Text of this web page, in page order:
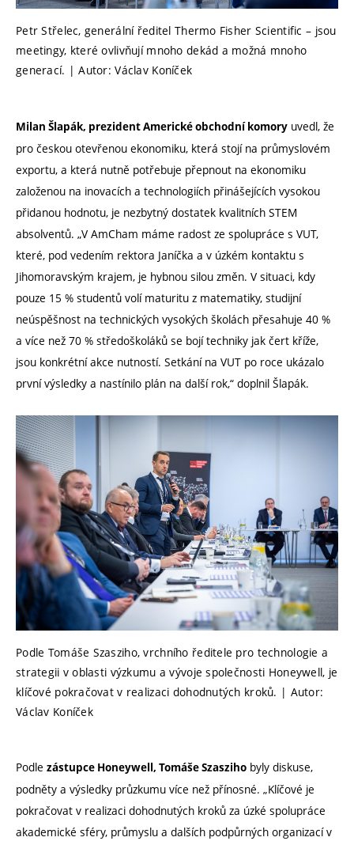
Petr Střelec, generální ředitel Thermo Fisher Scientific – jsou
meetingy, které ovlivňují mnoho dekád a možná mnoho
generací. | Autor: Václav Koníček
Milan Šlapák, prezident Americké obchodní komory uvedl, že
pro českou otevřenou ekonomiku, která stojí na průmyslovém
exportu, a která nutně potřebuje přepnout na ekonomiku
založenou na inovacích a technologiích přinášejících vysokou
přidanou hodnotu, je nezbytný dostatek kvalitních STEM
absolventů. „V AmCham máme radost ze spolupráce s VUT,
které, pod vedením rektora Janíčka a v úzkém kontaktu s
Jihomoravským krajem, je hybnou silou změn. V situaci, kdy
pouze 15 % studentů volí maturitu z matematiky, studijní
neúspěšnost na technických vysokých školách přesahuje 40 %
a více než 70 % středoškoláků se bojí techniky jak čert kříže,
jsou konkrétní akce nutností. Setkání na VUT po roce ukázalo
první výsledky a nastínilo plán na další rok,“ doplnil Šlapák.
Podle Tomáše Szasziho, vrchního ředitele pro technologie a
strategii v oblasti výzkumu a vývoje společnosti Honeywell, je
klíčové pokračovat v realizaci dohodnutých kroků. | Autor:
Václav Koníček
Podle zástupce Honeywell, Tomáše Szasziho byly diskuse,
podněty a výsledky průzkumu více než přínosné. „Klíčové je
pokračovat v realizaci dohodnutých kroků za úzké spolupráce
akademické sféry, průmyslu a dalších podpůrných organizací v